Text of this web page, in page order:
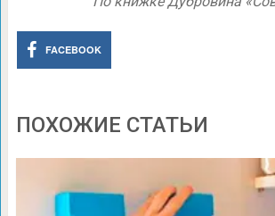
FACEBOOK
ПОХОЖИЕ СТАТЬИ